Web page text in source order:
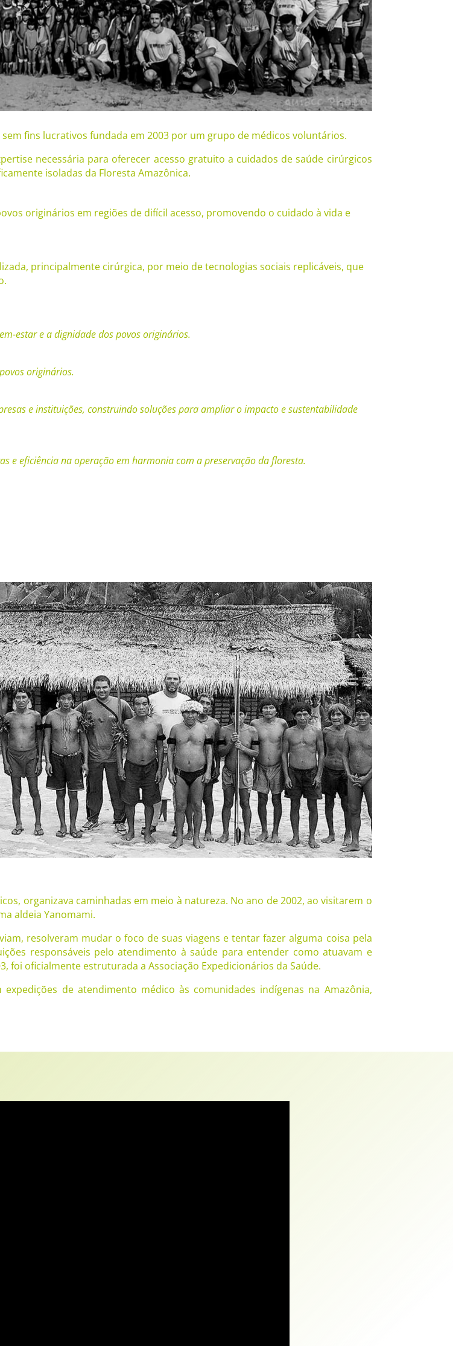
fins lucrativos fundada em 2003 por um grupo de médicos voluntários.
necessária para oferecer acesso gratuito a cuidados de saúde cirúrgicos
isoladas da Floresta Amazônica.
originários em regiões de difícil acesso, promovendo o cuidado à vida e
principalmente cirúrgica, por meio de tecnologias sociais replicáveis, que
estar e a dignidade dos povos originários.
originários.
e instituições, construindo soluções para ampliar o impacto e sustentabilidade
e eficiência na operação em harmonia com a preservação da floresta.
organizava caminhadas em meio à natureza. No ano de 2002, ao visitarem o
aldeia Yanomami.
resolveram mudar o foco de suas viagens e tentar fazer alguma coisa pela
responsáveis pelo atendimento à saúde para entender como atuavam e
foi oficialmente estruturada a Associação Expedicionários da Saúde.
de atendimento médico às comunidades indígenas na Amazônia,